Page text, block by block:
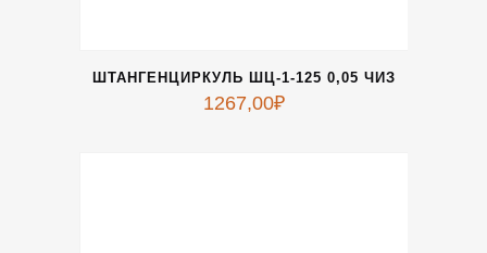
ШТАНГЕНЦИРКУЛЬ ШЦ-1-125 0,05 ЧИЗ
1267,00₽